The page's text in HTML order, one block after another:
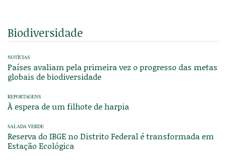
Biodiversidade
NOTÍCIAS
Países avaliam pela primeira vez o progresso das metas
globais de biodiversidade
REPORTAGENS
À espera de um filhote de harpia
SALADA VERDE
Reserva do IBGE no Distrito Federal é transformada em
Estação Ecológica